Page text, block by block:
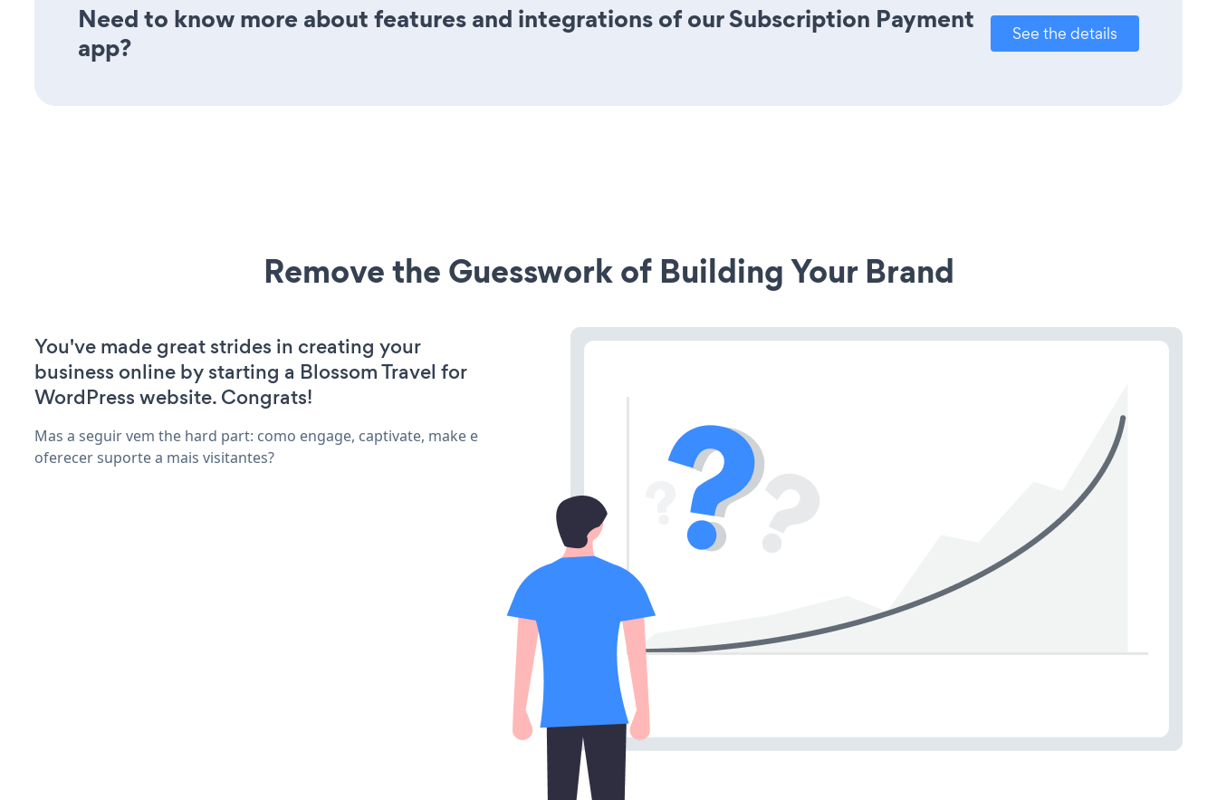
Need to know more about features and integrations of our Subscription Payment
app?
See the details
Remove the Guesswork of Building Your Brand
You've made great strides in creating your
business online by starting a Blossom Travel for
WordPress website. Congrats!
Mas a seguir vem the hard part: como engage, captivate, make e
oferecer suporte a mais visitantes?